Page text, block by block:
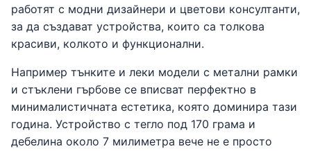
работят с модни дизайнери и цветови консултанти,
за да създават устройства, които са толкова
красиви, колкото и функционални.
Например тънките и леки модели с метални рамки
и стъклени гърбове се вписват перфектно в
минималистичната естетика, която доминира тази
година. Устройство с тегло под 170 грама и
дебелина около 7 милиметра вече не е просто